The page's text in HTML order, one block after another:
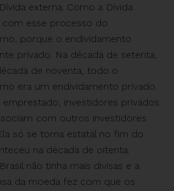
externa. Como a Dívida
com esse processo do
porque o endividamento
privado. Na década de setenta,
de noventa, todo o
era um endividamento privado.
investidores privados
com outros investidores
só se torna estatal no fim do
na década de oitenta.
não tinha mais divisas e a
da moeda fez com que os